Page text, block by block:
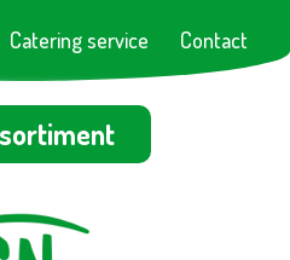
Catering service Contact